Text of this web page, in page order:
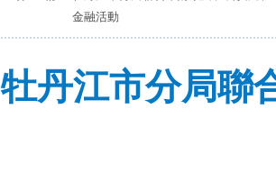
金融活動
牡丹江市分局聯